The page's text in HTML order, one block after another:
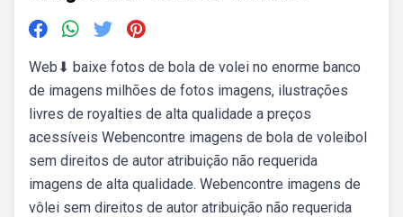
Web⬇ baixe fotos de bola de volei no enorme banco
de imagens milhões de fotos imagens, ilustrações
livres de royalties de alta qualidade a preços
acessíveis Webencontre imagens de bola de voleibol
sem direitos de autor atribuição não requerida
imagens de alta qualidade. Webencontre imagens de
vôlei sem direitos de autor atribuição não requerida